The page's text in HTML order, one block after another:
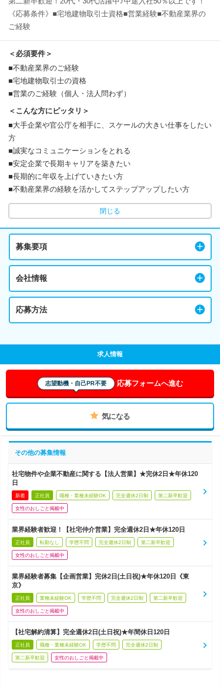
《応募条件》■宅地建物取引士資格■営業経験■不動産業界の
ご経験
＜必須要件＞
■不動産業界のご経験
■宅地建物取引士の資格
■営業のご経験（個人・法人問わず）
＜こんな方にピッタリ＞
■大手企業や官公庁を相手に、スケールの大きい仕事をしたい
方
■誠実なコミュニケーションをとれる
■安定企業で長期キャリアを築きたい
■長期的に年収を上げていきたい方
■不動産業界の経験を活かしてステップアップしたい方
閉じる
募集要項
会社情報
応募方法
求人情報
志望動機・自己PR不要 応募フォームへ進む
気になる
その他の募集情報
社宅物件や企業不動産に関する【法人営業】★完休2日★年休120
日
新着 正社員 職種・業種未経験OK 完全週休2日制 第二新卒歓迎
女性のおしごと掲載中
業界経験者歓迎！【社宅仲介営業】完全週休2日★年休120日
正社員 転勤なし 学歴不問 完全週休2日制 第二新卒歓迎
女性のおしごと掲載中
業界経験者募集【企画営業】完休2日(土日祝)★年休120日《東
京》
正社員 業種未経験OK 学歴不問 完全週休2日制 第二新卒歓迎
女性のおしごと掲載中
【社宅解約清算】完全週休2日(土日祝)★年間休日120日
正社員 職種・業種未経験OK 学歴不問 完全週休2日制
第二新卒歓迎 女性のおしごと掲載中